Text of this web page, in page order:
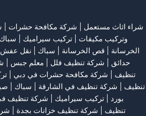
شراء اثاث مستعمل شركة مكافحة حشرات
وتركيب مكيفات | تركيب سيراميك |
الخرسانة | قص الخرسانة | سباك نقل عفش
حدائق
شركة تنظيف فلل معلم جبس
تنظيف
شركة مكافحة حشرات في دبي
تنظيف
شركة تنظيف في الشارقة | سباك |
بورد | تركيب سيراميك شركة تنظيف
تنظيف
شركة تنظيف خزانات بجدة